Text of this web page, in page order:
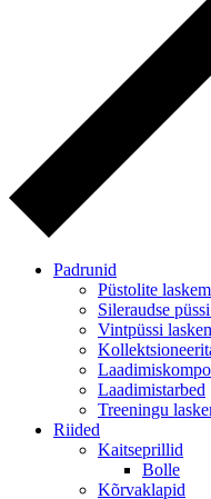
Padrunid
Püstolite
Sileraudse
Vintpüssi
Laadimistarbed
Treeningu
Riided
Kaitseprillid
Bolle
Kõrvaklapid